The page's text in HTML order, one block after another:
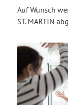
Auf Wunsch
ST. MARTIN